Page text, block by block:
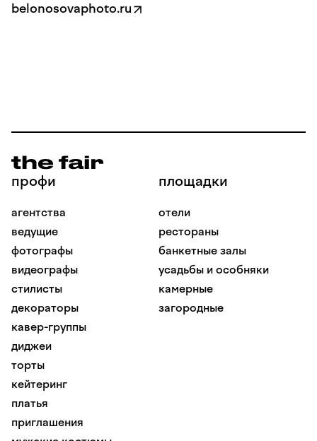
belonosovaphoto.ru
профи
агентства
ведущие
фотографы
видеографы
стилисты
декораторы
кавер-группы
диджеи
торты
кейтеринг
платья
приглашения
площадки
отели
рестораны
банкетные залы
усадьбы и особняки
камерные
загородные